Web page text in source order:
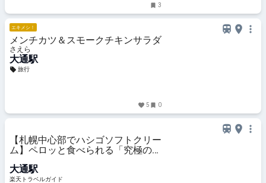
3
エキメシ！
メンチカツ＆スモークチキンサラダ
さえら
大通駅
旅行
5 0
【札幌中心部でハシゴソフトクリー
ム】ペロッと食べられる「究極のミ
ク」ソフトも！ 【楽天トラベル】
大通駅
楽天トラベルガイド